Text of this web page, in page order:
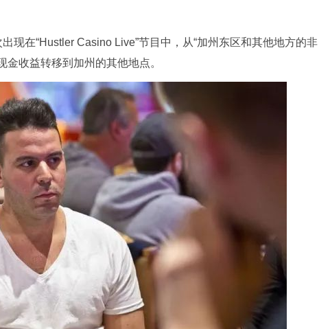
现在“Hustler Casino Live”节目中，从“加州东区和其他地方的非
收益转移到加州的其他地点。